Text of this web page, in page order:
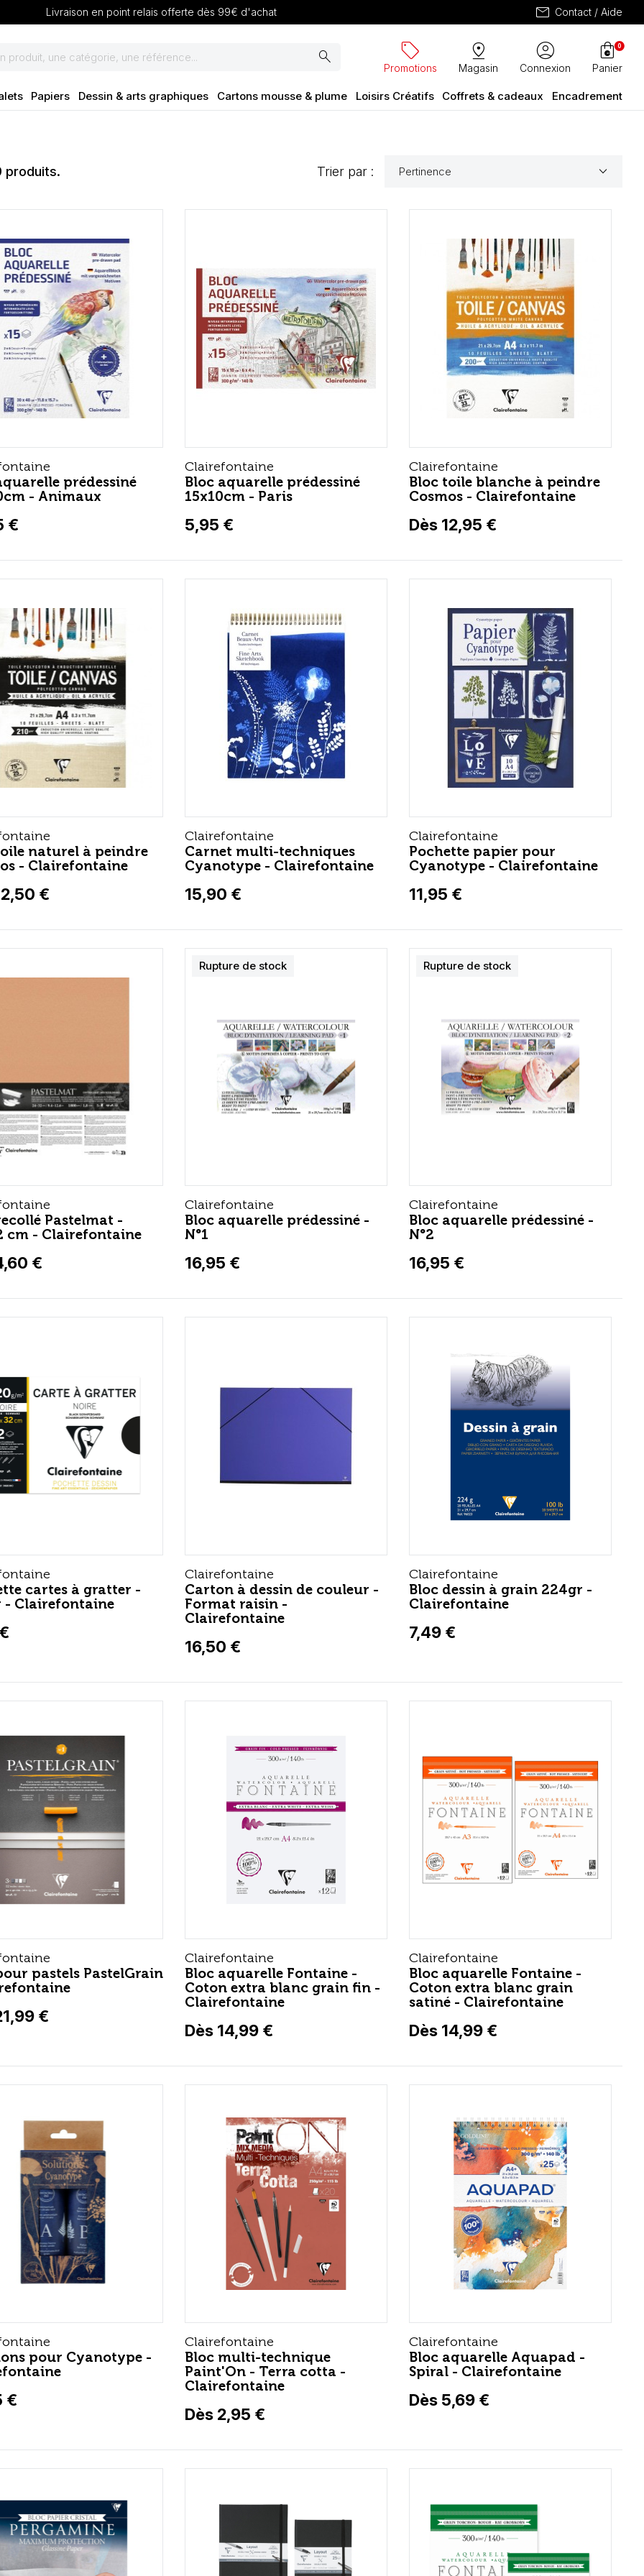
Livraison en point relais offerte dès 99€ d'achat mail Contact / Aide
search sell
Promotions
pin_drop
Magasin
account_circle
Connexion
shopping_bag
Panier
0
Papiers Dessin & arts graphiques Cartons mousse & plume Loisirs Créatifs Coffrets & cadeaux Encadrement
produits. Trier par : Pertinence keyboard_arrow_down
prédessiné
- Animaux
€
Clairefontaine
Bloc aquarelle prédessiné
15x10cm - Paris
5,95 €
Clairefontaine
Bloc toile blanche à peindre
Cosmos - Clairefontaine
Dès 12,95 €
naturel à peindre
- Clairefontaine
€
Clairefontaine
Carnet multi-techniques
Cyanotype - Clairefontaine
15,90 €
Clairefontaine
Pochette papier pour
Cyanotype - Clairefontaine
11,95 €
Pastelmat -
cm - Clairefontaine
€
Clairefontaine
Bloc aquarelle prédessiné -
N°1
16,95 €
Rupture de stock
Clairefontaine
Bloc aquarelle prédessiné -
N°2
16,95 €
Rupture de stock
cartes à gratter -
- Clairefontaine
Clairefontaine
Carton à dessin de couleur -
Format raisin -
Clairefontaine
16,50 €
Clairefontaine
Bloc dessin à grain 224gr -
Clairefontaine
7,49 €
pastels PastelGrain
€
Clairefontaine
Bloc aquarelle Fontaine -
Coton extra blanc grain fin -
Clairefontaine
Dès 14,99 €
Clairefontaine
Bloc aquarelle Fontaine -
Coton extra blanc grain
satiné - Clairefontaine
Dès 14,99 €
pour Cyanotype -
€
Clairefontaine
Bloc multi-technique
Paint'On - Terra cotta -
Clairefontaine
Dès 2,95 €
Clairefontaine
Bloc aquarelle Aquapad -
Spiral - Clairefontaine
Dès 5,69 €